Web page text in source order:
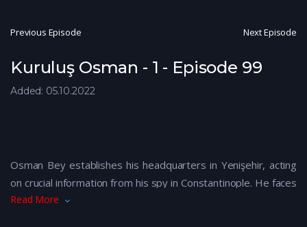
Previous Episode Next Episode
Kuruluş Osman - 1 - Episode 99
Added: 05.10.2022
Osman Bey establishes his headquarters in Yenişehir, acting
on crucial information from his spy in Constantinople. He faces
threats from Northern warriors Olof and Frigg. Bala Hatun
Read More